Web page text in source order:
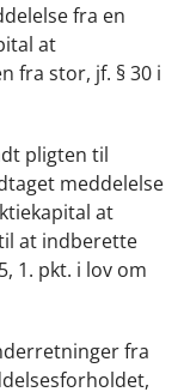
fra en
at
fra stor, jf. § 30 i
pligten til
meddelelse
at
at indberette
1. pkt. i lov om
fra